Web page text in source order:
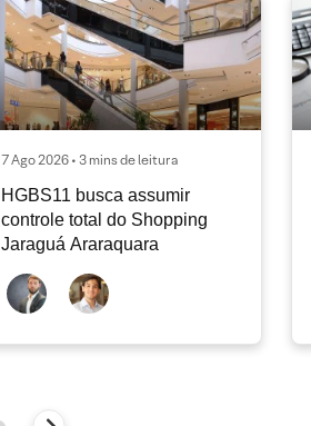
7 Ago 2026 • 3 mins de leitura
HGBS11 busca assumir
controle total do Shopping
Jaraguá Araraquara